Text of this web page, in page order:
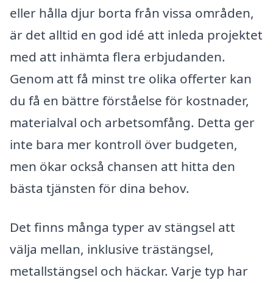
eller hålla djur borta från vissa områden,
är det alltid en god idé att inleda projektet
med att inhämta flera erbjudanden.
Genom att få minst tre olika offerter kan
du få en bättre förståelse för kostnader,
materialval och arbetsomfång. Detta ger
inte bara mer kontroll över budgeten,
men ökar också chansen att hitta den
bästa tjänsten för dina behov.
Det finns många typer av stängsel att
välja mellan, inklusive trästängsel,
metallstängsel och häckar. Varje typ har